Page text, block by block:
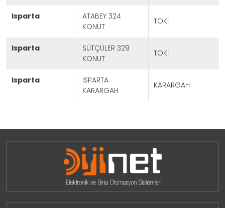
isparta
ATABEY 324
KONUT
TOKİ
isparta
SÜTÇÜLER 329
KONUT
TOKİ
isparta
ISPARTA
KARARGAH
KARARGAH